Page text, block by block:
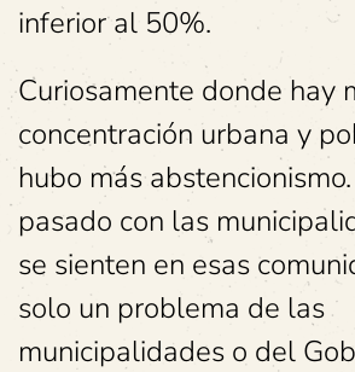
inferior al 50%.
Curiosamente donde hay
concentración urbana y
hubo más
pasado con las
se sienten en esas
solo un problema de las
municipalidades o del